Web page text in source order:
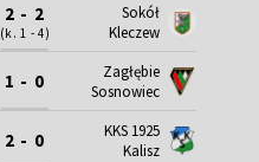
2 - 2
(k. 1 - 4)
Sokół
Kleczew
1 - 0
Zagłębie
Sosnowiec
2 - 0
KKS 1925
Kalisz